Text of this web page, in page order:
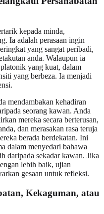
kepada minda,
Ia adalah perasaan ingin
yang sangat peribadi,
anda. Walaupun ia
yang kuat, dalam
yang berbeza. Ia menjadi
mendambakan kehadiran
seorang kawan. Anda
mereka secara berterusan,
dan merasakan rasa teruja
berada berdekatan. Ini
dalam menyedari bahawa
daripada sekadar kawan. Jika
lebih baik, ujian
gesaan untuk refleksi.
Kekaguman, atau